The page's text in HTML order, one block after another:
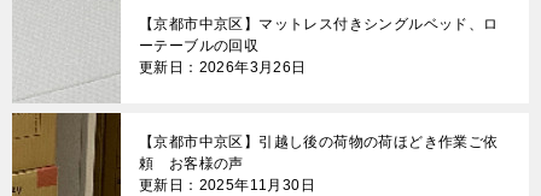
【京都市中京区】マットレス付きシングルベッド、ロ
ーテーブルの回収
更新日：2026年3月26日
【京都市中京区】引越し後の荷物の荷ほどき作業ご依
頼 お客様の声
更新日：2025年11月30日